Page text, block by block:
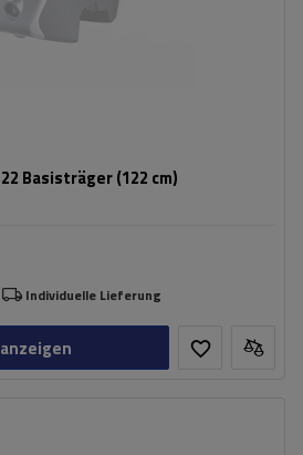
Basisträger (122 cm)
Individuelle Lieferung